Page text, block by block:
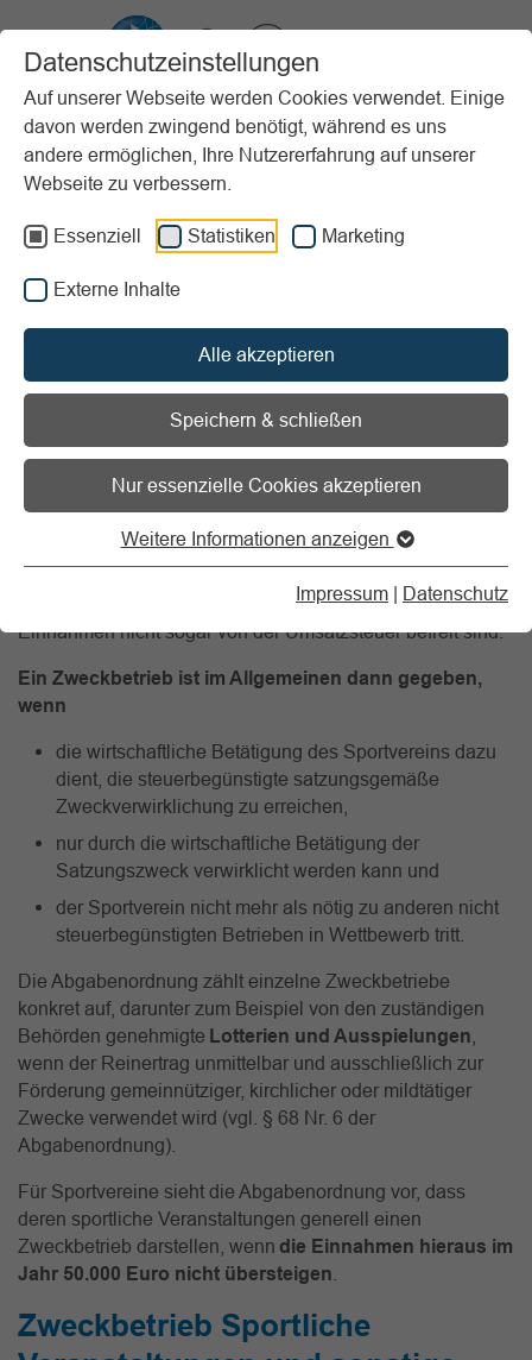
Datenschutzeinstellungen
Auf unserer Webseite werden Cookies verwendet. Einige
davon werden zwingend benötigt, während es uns
andere ermöglichen, Ihre Nutzererfahrung auf unserer
Webseite zu verbessern.
Essenziell Statistiken Marketing
Externe Inhalte
Alle akzeptieren
Speichern & schließen
Nur essenzielle Cookies akzeptieren
Weitere Informationen anzeigen
Impressum | Datenschutz
Startseite Vereinsmanagement
Steuern & Finanzen
Steuerliche Tätigkeitsbereiche
Der Zweckbetrieb
Die Zweckbetriebe
Informationen zum Readspeaker öffnen
Die Zweckbetriebe
Ein wirtschaftlicher Geschäftsbetrieb, mit dem die
satzungsmäßigen Zwecke eines Sportvereins unmittelbar
verwirklicht werden, ist als sogenannter Zweckbetrieb des
Sportvereins steuerlich begünstigt.
Körperschaftsteuer und der Gewerbesteuer befreit. In der
ermäßigte Steuersatz zur Anwendung kommen, wenn die
Einnahmen nicht sogar von der Umsatzsteuer befreit sind.
Ein Zweckbetrieb ist im Allgemeinen dann gegeben,
wenn
die wirtschaftliche Betätigung des Sportvereins dazu
dient, die steuerbegünstigte satzungsgemäße
Zweckverwirklichung zu erreichen,
nur durch die wirtschaftliche Betätigung der
Satzungszweck verwirklicht werden kann und
der Sportverein nicht mehr als nötig zu anderen nicht
steuerbegünstigten Betrieben in Wettbewerb tritt.
Die Abgabenordnung zählt einzelne Zweckbetriebe
konkret auf, darunter zum Beispiel von den zuständigen
Behörden genehmigte Lotterien und Ausspielungen
wenn der Reinertrag unmittelbar und ausschließlich zur
Förderung gemeinnütziger, kirchlicher oder mildtätiger
Zwecke verwendet wird (vgl. § 68 Nr. 6 der
Abgabenordnung).
Für Sportvereine sieht die Abgabenordnung vor, dass
deren sportliche Veranstaltungen generell einen
Zweckbetrieb darstellen, wenn die Einnahmen hieraus im
Jahr 50.000 Euro nicht übersteigen
Zweckbetrieb Sportliche